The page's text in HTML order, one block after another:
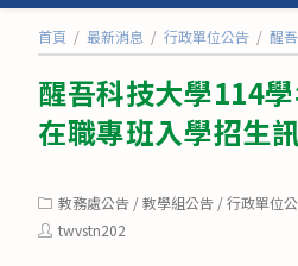
首頁 / 最新消息 / 行政單位公告 / 醒
醒吾科技大學114
在職專班入學招生
Post
category:
教務處公告 /教學組公告 /行政單位
Posttwvstn202